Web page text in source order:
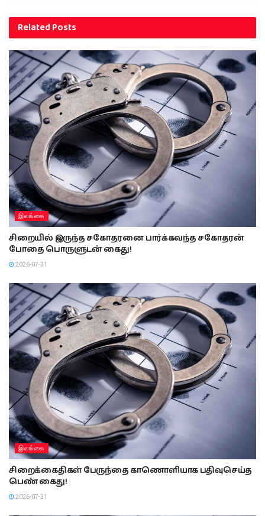
RelatedPosts
இலங்கை
சிறையில் இருந்த சகோதரனை பார்க்கவந்த சகோதரன்
போதை பொருளுடன் கைது!
2026-07-31
இலங்கை
சிறைக்கைதிகள் பேருந்தை காணொளியாக பதிவுசெய்த
பெண் கைது!
2026-07-31